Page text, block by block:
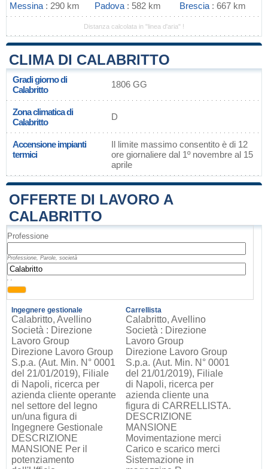
Messina : 290 km Padova : 582 km Brescia : 667 km
Distanza calcolata in "linea d'aria" !
CLIMA DI CALABRITTO
Gradi giorno di
Calabritto
1806 GG
Zona climatica di
Calabritto
D
Accensione impianti
termici
Il limite massimo consentito è di 12
ore giornaliere dal 1º novembre al 15
aprile
OFFERTE DI LAVORO A
CALABRITTO
Professione
Professione, Parole, società
, ,
Ingegnere gestionale
Calabritto, Avellino
Società : Direzione
Lavoro Group
Direzione Lavoro Group
S.p.a. (Aut. Min. N° 0001
del 21/01/2019), Filiale
di Napoli, ricerca per
azienda cliente operante
nel settore del legno
un/una figura di
Ingegnere Gestionale
DESCRIZIONE
MANSIONE Per il
potenziamento
Carrellista
Calabritto, Avellino
Società : Direzione
Lavoro Group
Direzione Lavoro Group
S.p.a. (Aut. Min. N° 0001
del 21/01/2019), Filiale
di Napoli, ricerca per
azienda cliente una
figura di CARRELLISTA.
DESCRIZIONE
MANSIONE
Movimentazione merci
Carico e scarico merci
Sistemazione in